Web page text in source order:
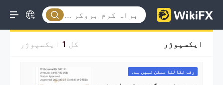
ایکسپوژر کل 1 ایکسپوژر
رقم نکالنا ممکن نہیں ہے۔